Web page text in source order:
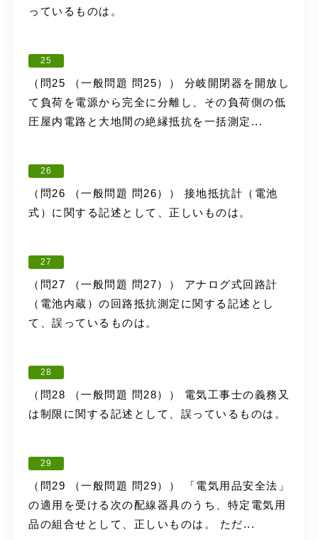
っているものは。
25
（問25 （一般問題 問25）） 分岐開閉器を開放し
て負荷を電源から完全に分離し、その負荷側の低
圧屋内電路と大地間の絶縁抵抗を一括測定...
26
（問26 （一般問題 問26）） 接地抵抗計（電池
式）に関する記述として、正しいものは。
27
（問27 （一般問題 問27）） アナログ式回路計
（電池内蔵）の回路抵抗測定に関する記述とし
て、誤っているものは。
28
（問28 （一般問題 問28）） 電気工事士の義務又
は制限に関する記述として、誤っているものは。
29
（問29 （一般問題 問29）） 「電気用品安全法」
の適用を受ける次の配線器具のうち、特定電気用
品の組合せとして、正しいものは。 ただ...